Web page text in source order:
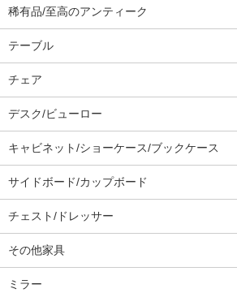
稀有品/至高のアンティーク
テーブル
チェア
デスク/ビューロー
キャビネット/ショーケース/ブックケース
サイドボード/カップボード
チェスト/ドレッサー
その他家具
ミラー